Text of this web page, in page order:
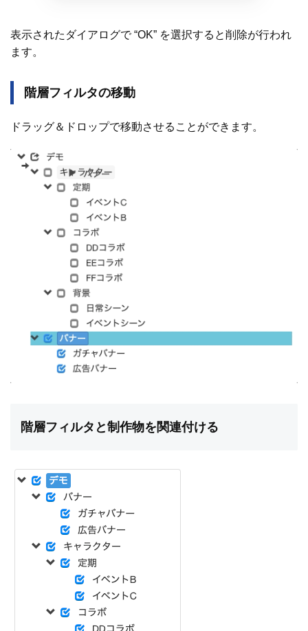
表示されたダイアログで “OK” を選択すると削除が行われ
ます。
階層フィルタの移動
ドラッグ＆ドロップで移動させることができます。
階層フィルタと制作物を関連付ける